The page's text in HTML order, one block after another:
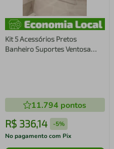
Kit 5 Acessórios Pretos
Banheiro Suportes Ventosa
11.794 pontos
R$ 336,14 -5%
No pagamento com Pix